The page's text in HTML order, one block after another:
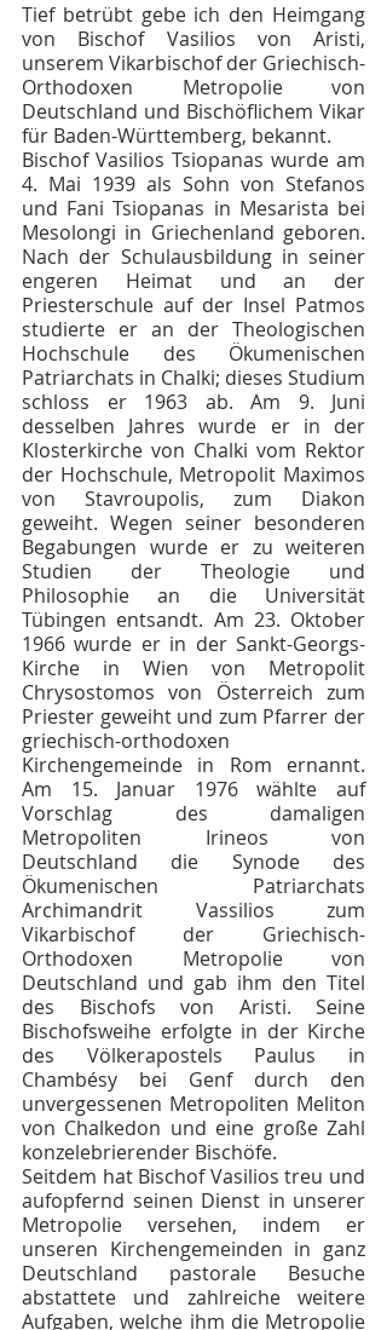
Tief betrübt gebe ich den Heimgang
von Bischof Vasilios von Aristi,
unserem Vikarbischof der Griechisch-
Orthodoxen Metropolie von
Deutschland und Bischöflichem Vikar
für Baden-Württemberg, bekannt.
Bischof Vasilios Tsiopanas wurde am
4. Mai 1939 als Sohn von Stefanos
und Fani Tsiopanas in Mesarista bei
Mesolongi in Griechenland geboren.
Nach der Schulausbildung in seiner
engeren Heimat und an der
Priesterschule auf der Insel Patmos
studierte er an der Theologischen
Hochschule des Ökumenischen
Patriarchats in Chalki; dieses Studium
schloss er 1963 ab. Am 9. Juni
desselben Jahres wurde er in der
Klosterkirche von Chalki vom Rektor
der Hochschule, Metropolit Maximos
von Stavroupolis, zum Diakon
geweiht. Wegen seiner besonderen
Begabungen wurde er zu weiteren
Studien der Theologie und
Philosophie an die Universität
Tübingen entsandt. Am 23. Oktober
1966 wurde er in der Sankt-Georgs-
Kirche in Wien von Metropolit
Chrysostomos von Österreich zum
Priester geweiht und zum Pfarrer der
griechisch-orthodoxen
Kirchengemeinde in Rom ernannt.
Am 15. Januar 1976 wählte auf
Vorschlag des damaligen
Metropoliten Irineos von
Deutschland die Synode des
Ökumenischen Patriarchats
Archimandrit Vassilios zum
Vikarbischof der Griechisch-
Orthodoxen Metropolie von
Deutschland und gab ihm den Titel
des Bischofs von Aristi. Seine
Bischofsweihe erfolgte in der Kirche
des Völkerapostels Paulus in
Chambésy bei Genf durch den
unvergessenen Metropoliten Meliton
von Chalkedon und eine große Zahl
konzelebrierender Bischöfe.
Seitdem hat Bischof Vasilios treu und
aufopfernd seinen Dienst in unserer
Metropolie versehen, indem er
unseren Kirchengemeinden in ganz
Deutschland pastorale Besuche
abstattete und zahlreiche weitere
Aufgaben, welche ihm die Metropolie